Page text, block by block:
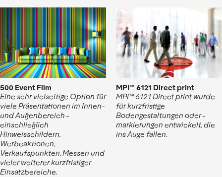
500 Event Film
Eine sehr vielseitige Option für
viele Präsentationen im Innen-
und Außenbereich -
einschließlich
Hinweisschildern,
Werbeaktionen,
Verkaufspunkten, Messen und
vieler weiterer kurzfristiger
Einsatzbereiche.
MPI™ 6121 Direct print
MPI™ 6121 Direct print wurde
für kurzfristige
Bodengestaltungen oder -
markierungen entwickelt, die
ins Auge fallen.